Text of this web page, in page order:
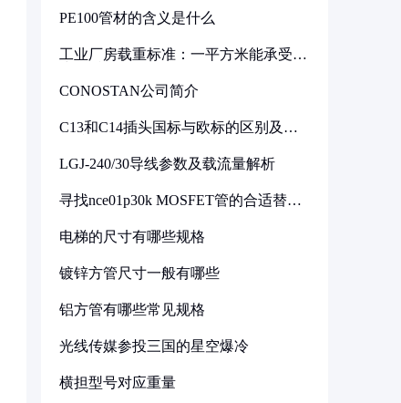
PE100管材的含义是什么
工业厂房载重标准：一平方米能承受多
CONOSTAN公司简介
C13和C14插头国标与欧标的区别及其
LGJ-240/30导线参数及载流量解析
寻找nce01p30k MOSFET管的合适替代
电梯的尺寸有哪些规格
镀锌方管尺寸一般有哪些
铝方管有哪些常见规格
光线传媒参投三国的星空爆冷
横担型号对应重量